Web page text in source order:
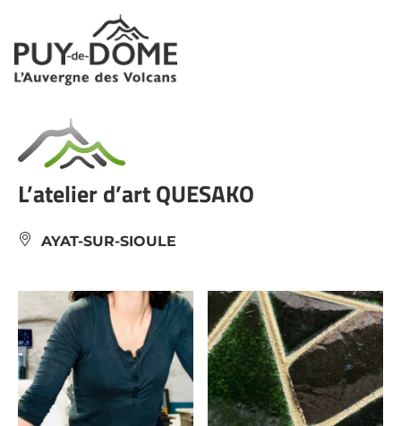
Panneau de gestion des cookies
L’atelier d’art QUESAKO
AYAT-SUR-SIOULE